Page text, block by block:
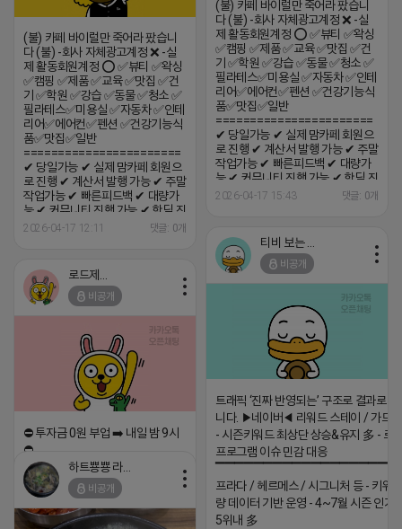
(불) 카페 바이럴만 죽어라 팠습니
다 (불) -회사 자체광고계정 ❌ -실
제 활동회원계정 ⭕ ✅뷰티 ✅왁싱
✅캠핑 ✅제품 ✅교육 ✅맛집 ✅건
기 ✅학원 ✅강습 ✅동물 ✅청소 ✅
필라테스✅미용실 ✅자동차 ✅인테
리어✅에어컨✅펜션 ✅건강기능식
품✅맛집✅일반
=======================
✔ 당일가능 ✔ 실제 맘카페 회원으
로 진행 ✔ 계산서 발행 가능 ✔ 주말
작업가능 ✔ 빠른피드백 ✔ 대량가
능 ✔ 커뮤니티 진행 가능 ✔ 핫딜 진
행 가능 24시간 빠른 상담 (카톡)
2026-04-17 15:43 댓글: 0개
(불) 카페 바이럴만 죽어라 팠습니
다 (불) -회사 자체광고계정 ❌ -실
제 활동회원계정 ⭕ ✅뷰티 ✅왁싱
✅캠핑 ✅제품 ✅교육 ✅맛집 ✅건
기 ✅학원 ✅강습 ✅동물 ✅청소 ✅
필라테스✅미용실 ✅자동차 ✅인테
리어✅에어컨✅펜션 ✅건강기능식
품✅맛집✅일반
=======================
✔ 당일가능 ✔ 실제 맘카페 회원으
로 진행 ✔ 계산서 발행 가능 ✔ 주말
작업가능 ✔ 빠른피드백 ✔ 대량가
능 ✔ 커뮤니티 진행 가능 ✔ 핫딜 진
행 가능 24시간 빠른 상담 (카톡)
2026-04-17 12:11 댓글: 0개
비공개
트래픽 ‘진짜 반영되는’ 구조로 결과로
니다. ▶네이버◀ 리워드 스테이 / 가드 /
- 시즌키워드 최상단 상승&유지 多 - 로
프로그램 이슈 민감 대응
▔▔▔▔▔▔▔▔▔▔▔▔▔▔▔▔▔▔ ▶
프라다 / 헤르메스 / 시그니처 등 - 키워
량 데이터 기반 운영 - 4~7월 시즌 인기
5위내 多
비공개
⛔️ 투자금 0원 부업 ➡️ 내일 밤 9시
⛔️
2026-04-18 17:23
하트뿅뿅 라이언
비공개